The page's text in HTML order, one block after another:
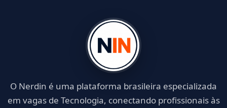
O Nerdin é uma plataforma brasileira especializada
em vagas de Tecnologia, conectando profissionais às